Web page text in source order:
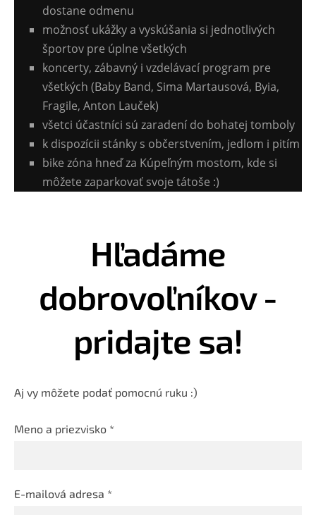
dostane odmenu
možnosť ukážky a vyskúšania si jednotlivých
športov pre úplne všetkých
koncerty, zábavný i vzdelávací program pre
všetkých (Baby Band, Sima Martausová, Byia,
Fragile, Anton Lauček)
všetci účastníci sú zaradení do bohatej tomboly
k dispozícii stánky s občerstvením, jedlom i pitím
bike zóna hneď za Kúpeľným mostom, kde si
môžete zaparkovať svoje tátoše :)
Hľadáme
dobrovoľníkov -
pridajte sa!
Aj vy môžete podať pomocnú ruku :)
Meno a priezvisko *
E-mailová adresa *